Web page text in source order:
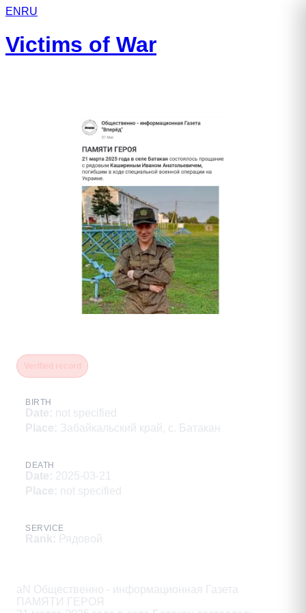
EN RU
Victims of War
BIRTH
Date: not specified
Place: Забайкальский край, с. Батакан
DEATH
Date: 2025-03-21
Place: not specified
SERVICE
Rank: Рядовой
aN Общественно - информационная Газета
ПАМЯТИ ГЕРОЯ